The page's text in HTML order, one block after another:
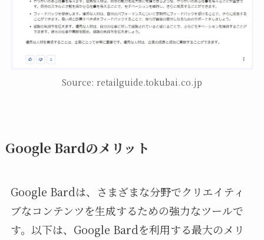
Source: retailguide.tokubai.co.jp
Google Bardのメリット
Google Bardは、さまざまな分野でクリエイティ
ブなコンテンツを生成するための強力なツールで
す。以下は、Google Bardを利用する最大のメリ